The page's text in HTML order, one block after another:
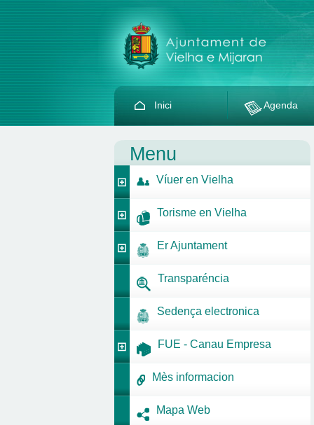
Inici Agenda
Menu
Víuer en Vielha
Torisme en Vielha
Er Ajuntament
Transparéncia
Sedença electronica
FUE - Canau Empresa
Mès informacion
Mapa Web